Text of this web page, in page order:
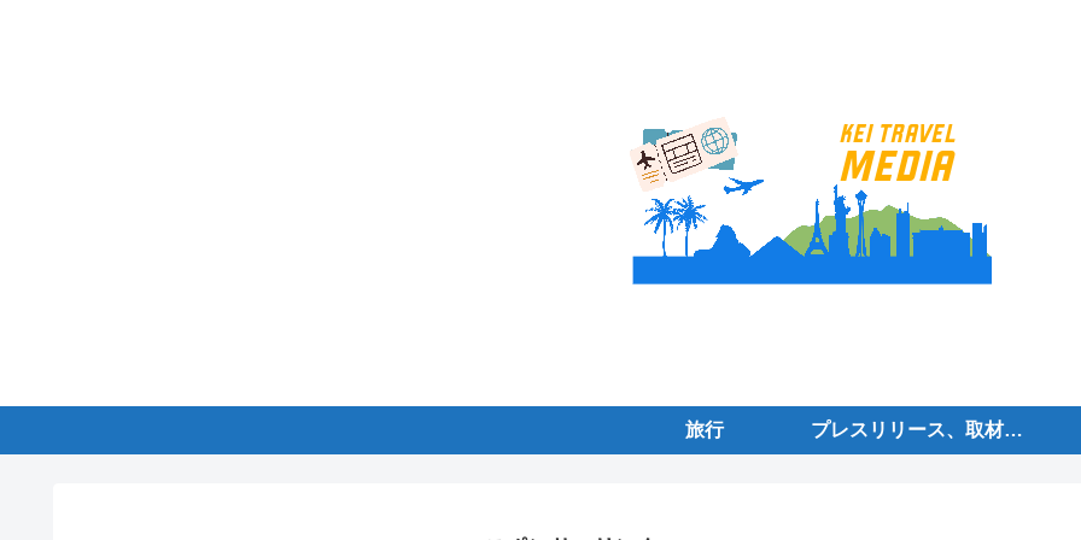
旅行 プレスリリース、取材案内、ニュース、情報を募集しております。